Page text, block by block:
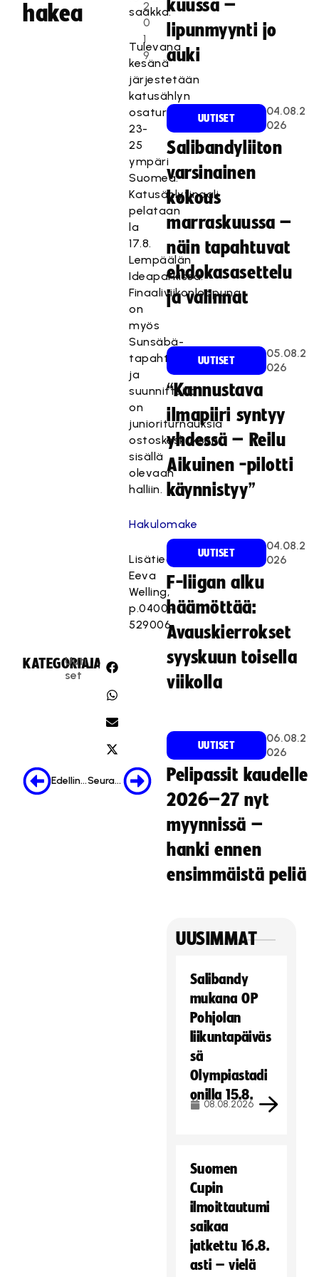
hakea
2
0
1
9
saakka.
Tulevana
kesänä
järjestetään
katusählyn
osaturnauksia
23-
25
ympäri
Suomea.
Katusählyfinaali
pelataan
la
17.8.
Lempäälän
Ideaparkissa.
Finaaliviikonloppuna
on
myös
Sunsäbä-
tapahtuma
ja
suunnitteilla
on
junioriturnauksia
ostoskeskuksen
sisällä
olevaan
halliin.
Hakulomake
Lisätiedot:
Eeva
Welling,
p.0400-
529006
KATEGORIA:
Uuti
set
JAA:
Edellinen Seuraava
kuussa –
lipunmyynti jo
auki
UUTISET
04.08.2
026
Salibandyliiton
varsinainen
kokous
marraskuussa –
näin tapahtuvat
ehdokasasettelu
ja valinnat
UUTISET
05.08.2
026
“Kannustava
ilmapiiri syntyy
yhdessä – Reilu
Aikuinen -pilotti
käynnistyy”
UUTISET
04.08.2
026
F-liigan alku
häämöttää:
Avauskierrokset
syyskuun toisella
viikolla
UUTISET
06.08.2
026
Pelipassit kaudelle
2026–27 nyt
myynnissä –
hanki ennen
ensimmäistä peliä
UUSIMMAT
Salibandy
mukana OP
Pohjolan
liikuntapäiväs
sä
Olympiastadi
onilla 15.8.
08.08.2026
Suomen
Cupin
ilmoittautumi
saikaa
jatkettu 16.8.
asti – vielä